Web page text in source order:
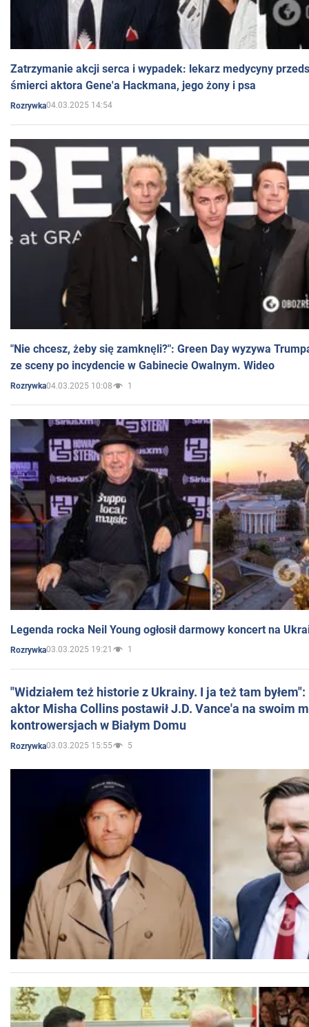
Zatrzymanie akcji serca i wypadek: lekarz medycyny
śmierci aktora Gene'a Hackmana, jego żony i psa
Rozrywka04.03.2025 14:54
"Nie chcesz, żeby się zamknęli?": Green Day wyzywa
ze sceny po incydencie w Gabinecie Owalnym. Wideo
Rozrywka04.03.2025 10:08 1
Legenda rocka Neil Young ogłosił darmowy koncert na
Rozrywka03.03.2025 19:21 1
"Widziałem też historie z Ukrainy. I ja też tam
aktor Misha Collins postawił J.D. Vance'a na swoim
kontrowersjach w Białym Domu
Rozrywka03.03.2025 15:55 5